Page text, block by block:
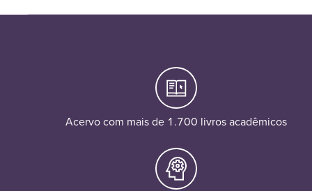
Acervo com mais de 1.700 livros acadêmicos